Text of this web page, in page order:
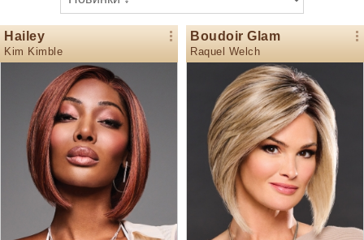
Hailey
Kim Kimble
Boudoir Glam
Raquel Welch